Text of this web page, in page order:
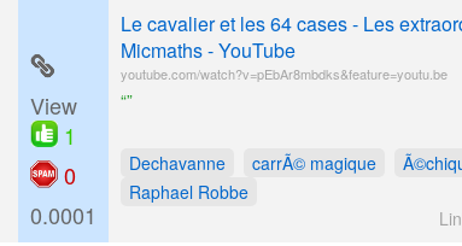
View
1
0
0.0001
Le cavalier et les 64 cases - Les
Micmaths - YouTube
youtube.com/watch?v=pEbAr8mbdks&feature=youtu.be
“”
Dechavanne carrÃ© magique
Raphael Robbe